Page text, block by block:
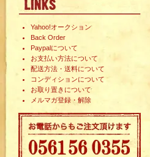
Yahoo!オークション
Back Order
Paypalについて
お支払い方法について
配送方法・送料について
コンディションについて
お取り置きについて
メルマガ登録・解除